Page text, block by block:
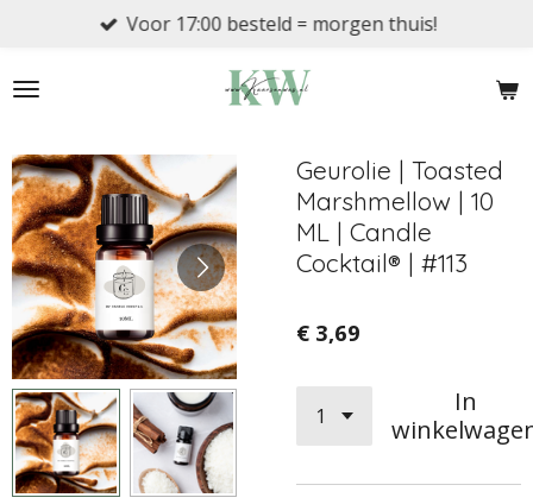
naar
Voor 17:00 besteld = morgen thuis!
Geurolie | Toasted
Marshmellow | 10
ML | Candle
Cocktail® | #113
€ 3,69
In